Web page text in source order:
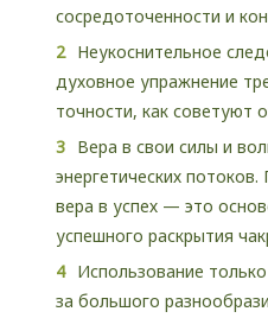
сосредоточенности и
Неукоснительное
духовное упражнение
точности, как советуют
Вера в свои силы и
энергетических
вера в успех — это
успешного раскрытия
Использование
за большого